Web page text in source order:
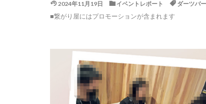
2024年11月19日 イベントレポート ダーツバー
■繋がり屋にはプロモーションが含まれます